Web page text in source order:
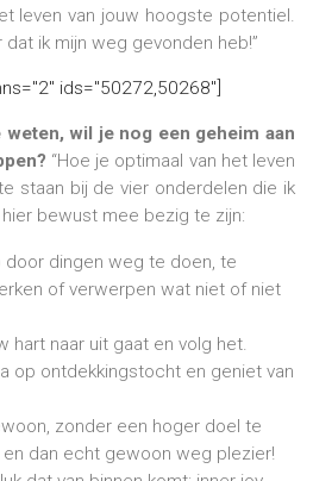
leven van jouw hoogste potentiel.
ik mijn weg gevonden heb!”
ids="50272,50268"]
wil je nog een geheim aan
“Hoe je optimaal van het leven
staan bij de vier onderdelen die ik
bewust mee bezig te zijn:
door dingen weg te doen, te
of verwerpen wat niet of niet
hart naar uit gaat en volg het.
op ontdekkingstocht en geniet van
zonder een hoger doel te
dan echt gewoon weg plezier!